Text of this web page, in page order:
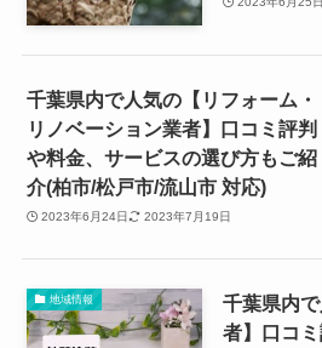
千葉県内で人気の【リフォーム・
リノベーション業者】口コミ評判
や料金、サービスの選び方もご紹
介(柏市/松戸市/流山市 対応)
2023年6月24日 2023年7月19日
地域情報
千葉県内
者】口コ